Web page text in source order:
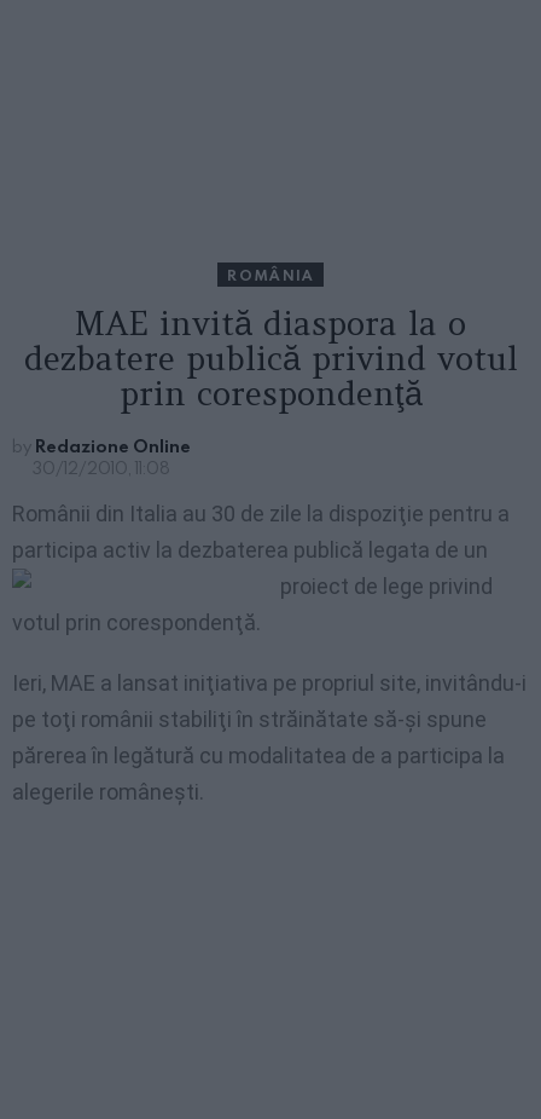
ROMÂNIA
MAE invită diaspora la o
dezbatere publică privind votul
prin corespondenţă
by Redazione Online
30/12/2010, 11:08
Românii din Italia au 30 de zile la dispoziţie pentru a
participa activ la dezbaterea publică legata de un
proiect de lege privind
votul prin corespondenţă.
Ieri, MAE a lansat iniţiativa pe propriul site, invitându-i
pe toţi românii stabiliţi în străinătate să-şi spune
părerea în legătură cu modalitatea de a participa la
alegerile româneşti.